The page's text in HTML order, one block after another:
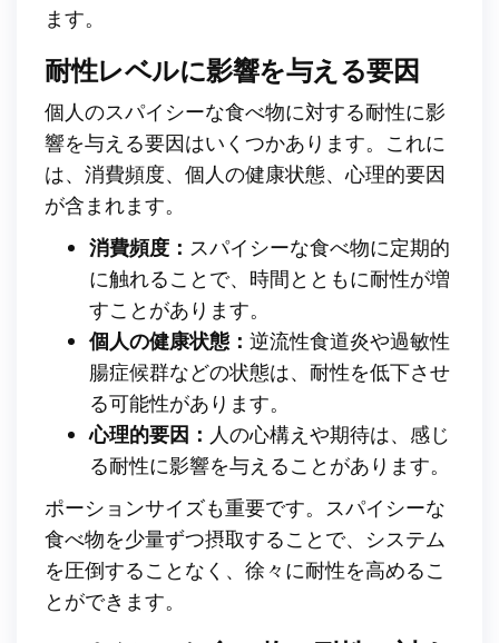
ます。
耐性レベルに影響を与える要因
個人のスパイシーな食べ物に対する耐性に影
響を与える要因はいくつかあります。これに
は、消費頻度、個人の健康状態、心理的要因
が含まれます。
消費頻度： スパイシーな食べ物に定期的
に触れることで、時間とともに耐性が増
すことがあります。
個人の健康状態： 逆流性食道炎や過敏性
腸症候群などの状態は、耐性を低下させ
る可能性があります。
心理的要因： 人の心構えや期待は、感じ
る耐性に影響を与えることがあります。
ポーションサイズも重要です。スパイシーな
食べ物を少量ずつ摂取することで、システム
を圧倒することなく、徐々に耐性を高めるこ
とができます。